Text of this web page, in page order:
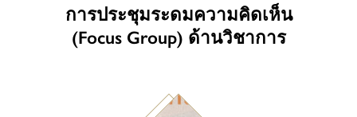
การประชุมระดมความคิดเห็น
(Focus Group) ด้านวิชาการ